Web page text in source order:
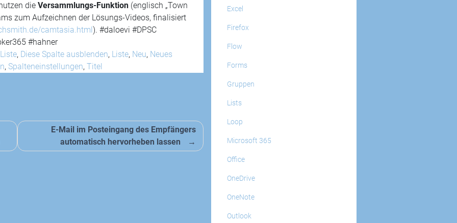
die Versammlungs-Funktion (englisch „Town
zum Aufzeichnen der Lösungs-Videos, finalisiert
camtasia.html ). #daloevi #DPSC
#hahner
, Diese Spalte ausblenden, Liste, Neu, Neues
, Spalteneinstellungen, Titel
E-Mail im Posteingang des Empfängers
automatisch hervorheben lassen
Excel
Firefox
Flow
Forms
Gruppen
Lists
Loop
Microsoft 365
Office
OneDrive
OneNote
Outlook